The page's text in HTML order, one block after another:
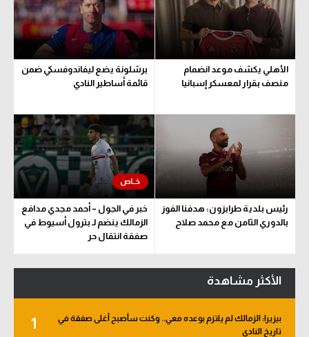
الأهلي يكشف موعد انضمام
منصف بقرار لمعسكر إسبانيا
برشلونة يضع ليفاندوفسكي ضمن
قائمة أساطير النادي
رئيس بلدية طرابزون: هدفنا الفوز
بالدوري الثامن مع محمد صلاح
خبر في الجول – أحمد مجدي مدافع
الزمالك ينضم لـ بترول أسيوط في
صفقة انتقال حر
الأكثر مشاهدة
1
بيزيرا: الزمالك لم يلتزم بوعده معي.. وكنت سأصبح أغلى صفقة في
تاريخ النادي